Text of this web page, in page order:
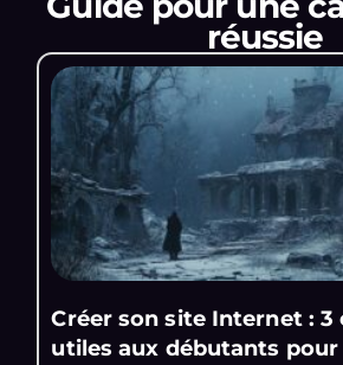
réussie
Créer son site Internet : 3
utiles aux débutants pour